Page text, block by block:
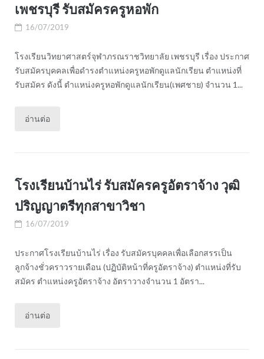
เพชรบุรี รับสมัครครูหอพัก
16/07/2019
โรงเรียนวิทยาศาสตร์จุฬาภรณราชวิทยาลัย เพชรบุรี เรื่อง ประกาศ
รับสมัครบุคคลเพื่อดำรงตำแหน่งครูหอพักดูแลนักเรียน ตำแหน่งที่
รับสมัคร ดังนี้ ตำแหน่งครูหอพักดูแลนักเรียน(เพศชาย) จำนวน 1...
อ่านต่อ
โรงเรียนบ้านไร่ รับสมัครครูอัตราจ้าง วุฒิ
ปริญญาตรีทุกสาขาวิชา
16/07/2019
ประกาศโรงเรียนบ้านไร่ เรื่อง รับสมัครบุคคลเพื่อเลือกสรรเป็น
ลูกจ้างชั่วคราวรายเดือน (ปฏิบัติหน้าที่ครูอัตราจ้าง) ตำแหน่งที่รับ
สมัคร ตำแหน่งครูอัตราจ้าง อัตราวางจํานวน 1 อัตรา...
อ่านต่อ